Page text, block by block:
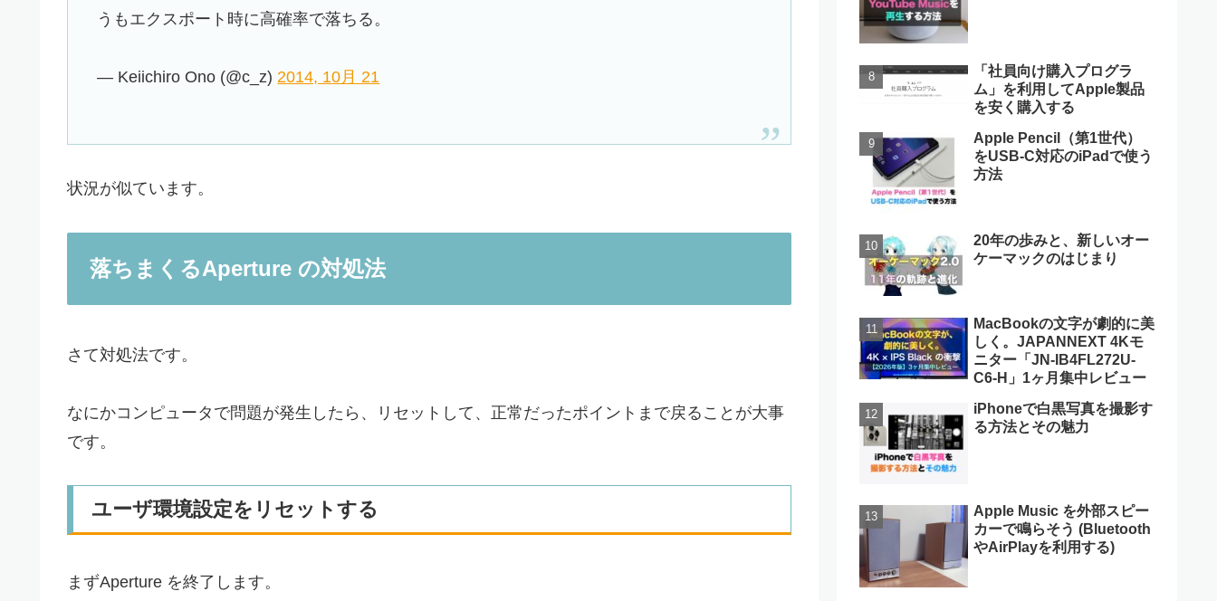
うもエクスポート時に高確率で落ちる。
— Keiichiro Ono (@c_z)2014, 10月 21
状況が似ています。
落ちまくるAperture の対処法
さて対処法です。
なにかコンピュータで問題が発生したら、リセットして、正常だったポイントまで戻ることが大事
です。
ユーザ環境設定をリセットする
まずAperture を終了します。
「社員向け購入プログラ
ム」を利用してApple製品
を安く購入する
Apple Pencil（第1世代）
をUSB-C対応のiPadで使う
方法
20年の歩みと、新しいオー
ケーマックのはじまり
MacBookの文字が劇的に美
しく。JAPANNEXT 4Kモ
ニター「JN-IB4FL272U-
C6-H」1ヶ月集中レビュー
iPhoneで白黒写真を撮影す
る方法とその魅力
Apple Music を外部スピー
カーで鳴らそう (Bluetooth
やAirPlayを利用する)